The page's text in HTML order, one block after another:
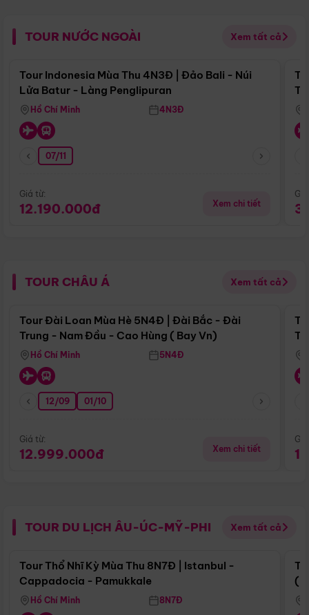
TOUR NƯỚC NGOÀI Xem tất cả
Điểm nổi bật
Tour Indonesia Mùa Thu 4N3Đ | Đảo Bali - Núi
Lửa Batur - Làng Penglipuran
Hồ Chí Minh 4N3Đ
07/11
Giá từ:
12.190.000đ Xem chi tiết
TOUR CHÂU Á Xem tất cả
Điểm nổi bật
Tour Đài Loan Mùa Hè 5N4Đ | Đài Bắc - Đài
Trung - Nam Đầu - Cao Hùng ( Bay Vn)
Hồ Chí Minh 5N4Đ
12/09 01/10
Giá từ:
12.999.000đ Xem chi tiết
TOUR DU LỊCH ÂU-ÚC-MỸ-PHI Xem tất cả
Điểm nổi bật
Tour Thổ Nhĩ Kỳ Mùa Thu 8N7Đ | Istanbul -
Cappadocia - Pamukkale
Hồ Chí Minh 8N7Đ